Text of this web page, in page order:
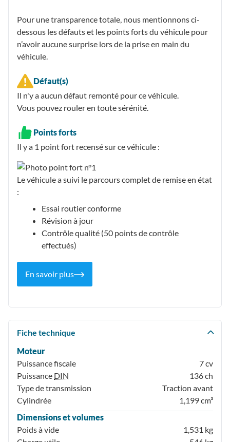
Pour une transparence totale, nous mentionnons ci-
dessous les défauts et les points forts du véhicule pour
n’avoir aucune surprise lors de la prise en main du
véhicule.
Défaut(s)
Il n'y a aucun défaut remonté pour ce véhicule.
Vous pouvez rouler en toute sérénité.
Points forts
Il y a 1 point fort recensésur ce véhicule :
Le véhicule a suivi le parcours complet de remise en état
:
Essai routier conforme
Révision à jour
Contrôle qualité (50 points de contrôle
effectués)
En savoir plus
Fiche technique
Moteur
Puissance fiscale
7 cv
Puissance DIN
136 ch
Type de transmission
Traction avant
Cylindrée
1,199 cm³
Dimensions et volumes
Poids à vide
1,531 kg